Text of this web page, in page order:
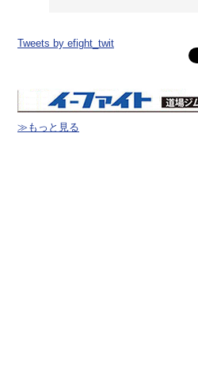
Tweets by efight_twit
≫もっと見る